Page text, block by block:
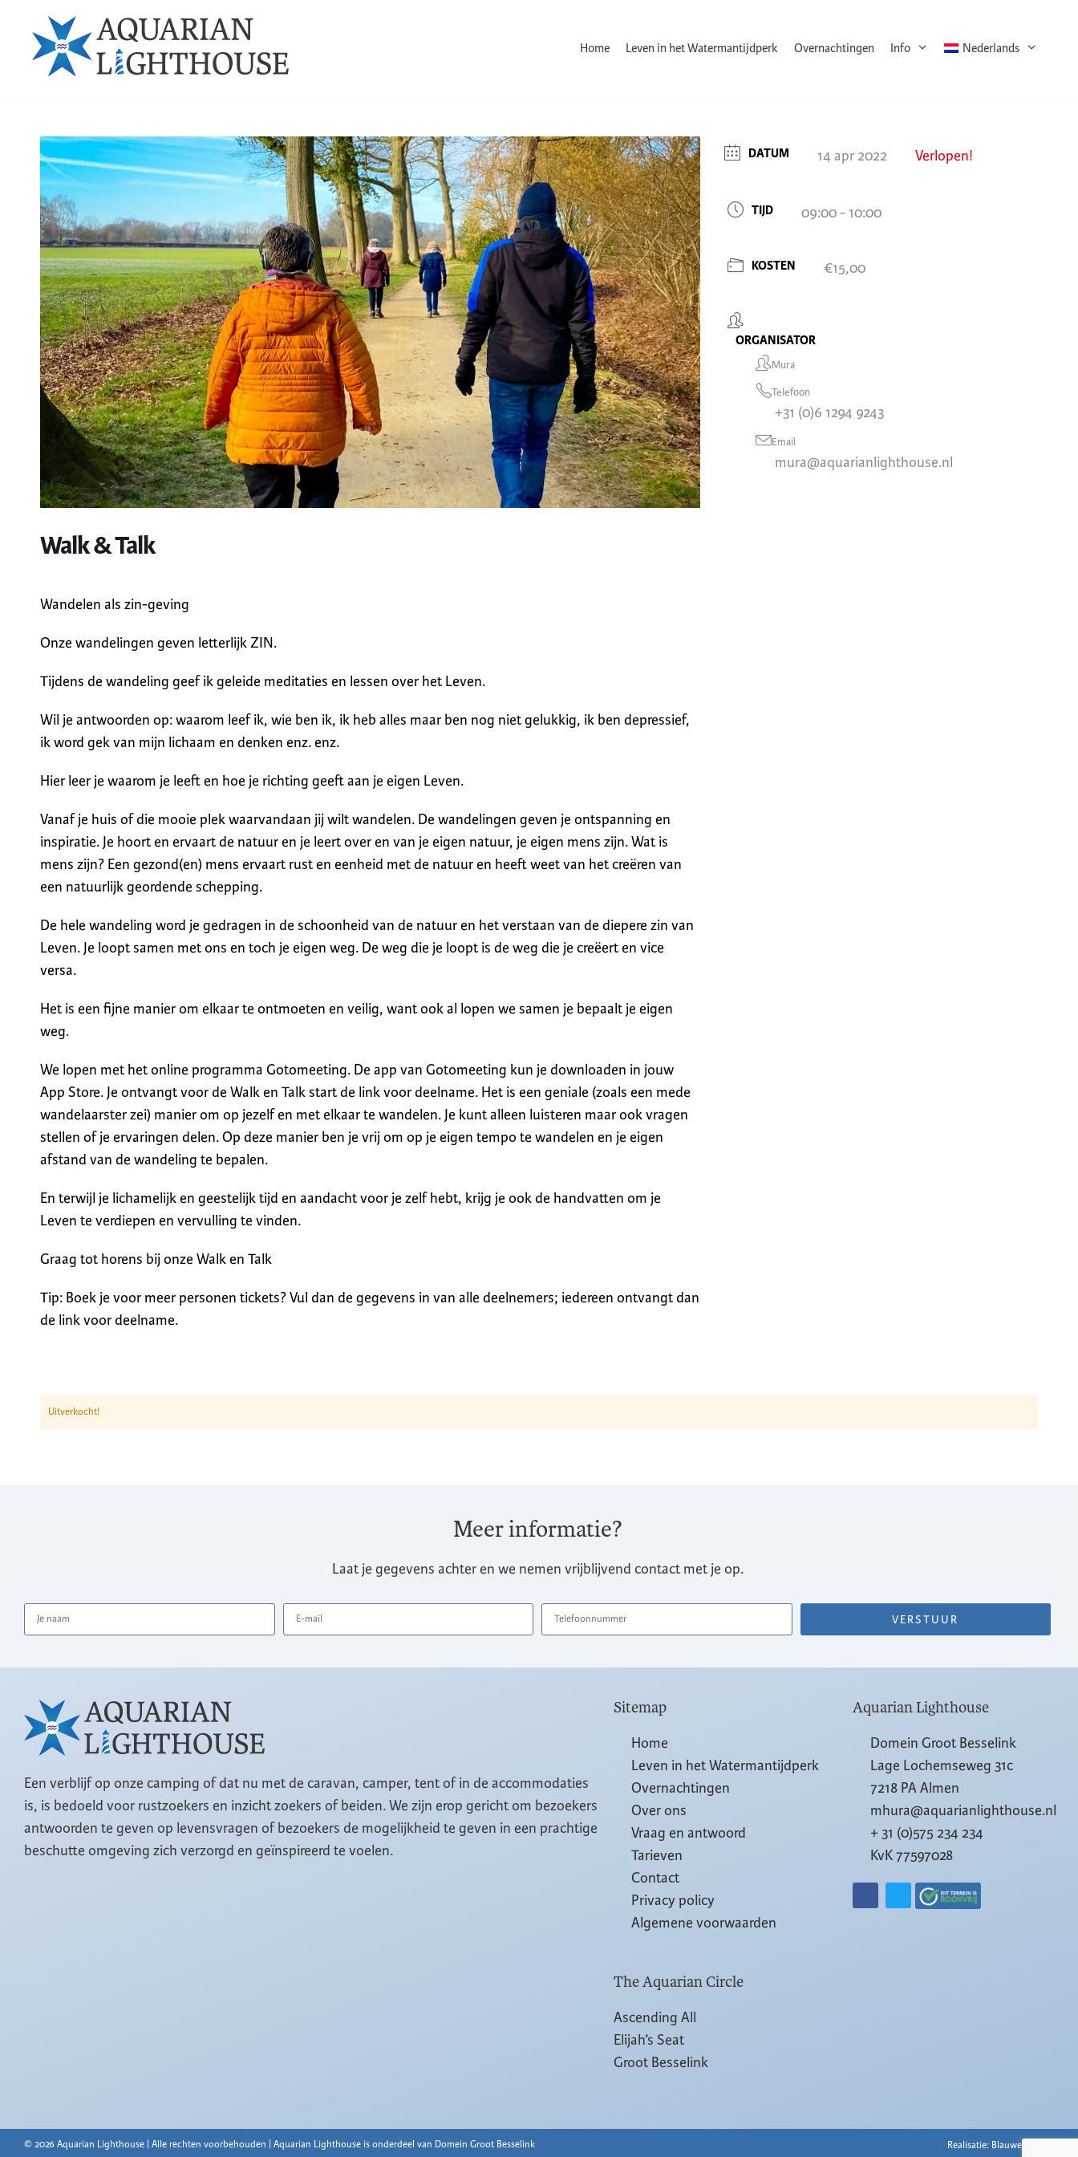
Home Leven in het Watermantijdperk Overnachtingen Info Nederlands
Walk & Talk
Wandelen als zin-geving
Onze wandelingen geven letterlijk ZIN.
Tijdens de wandeling geef ik geleide meditaties en lessen over het Leven.
Wil je antwoorden op: waarom leef ik, wie ben ik, ik heb alles maar ben nog niet gelukkig, ik ben depressief,
ik word gek van mijn lichaam en denken enz. enz.
Hier leer je waarom je leeft en hoe je richting geeft aan je eigen Leven.
Vanaf je huis of die mooie plek waarvandaan jij wilt wandelen. De wandelingen geven je ontspanning en
inspiratie. Je hoort en ervaart de natuur en je leert over en van je eigen natuur, je eigen mens zijn. Wat is
mens zijn? Een gezond(en) mens ervaart rust en eenheid met de natuur en heeft weet van het creëren van
een natuurlijk geordende schepping.
De hele wandeling word je gedragen in de schoonheid van de natuur en het verstaan van de diepere zin van
Leven. Je loopt samen met ons en toch je eigen weg. De weg die je loopt is de weg die je creëert en vice
versa.
Het is een fijne manier om elkaar te ontmoeten en veilig, want ook al lopen we samen je bepaalt je eigen
weg.
We lopen met het online programma Gotomeeting. De app van Gotomeeting kun je downloaden in jouw
App Store. Je ontvangt voor de Walk en Talk start de link voor deelname. Het is een geniale (zoals een mede
wandelaarster zei) manier om op jezelf en met elkaar te wandelen. Je kunt alleen luisteren maar ook vragen
stellen of je ervaringen delen. Op deze manier ben je vrij om op je eigen tempo te wandelen en je eigen
afstand van de wandeling te bepalen.
En terwijl je lichamelijk en geestelijk tijd en aandacht voor je zelf hebt, krijg je ook de handvatten om je
Leven te verdiepen en vervulling te vinden.
Graag tot horens bij onze Walk en Talk
Tip: Boek je voor meer personen tickets? Vul dan de gegevens in van alle deelnemers; iedereen ontvangt dan
de link voor deelname.
DATUM 14 apr 2022 Verlopen!
TIJD 09:00 - 10:00
KOSTEN €15,00
ORGANISATOR
Mura
Telefoon
+31 (0)6 1294 9243
Email
mura@aquarianlighthouse.nl
Uitverkocht!
Meer informatie?
Laat je gegevens achter en we nemen vrijblijvend contact met je op.
VERSTUUR
Een verblijf op onze camping of dat nu met de caravan, camper, tent of in de accommodaties
is, is bedoeld voor rustzoekers en inzicht zoekers of beiden. We zijn erop gericht om bezoekers
antwoorden te geven op levensvragen of bezoekers de mogelijkheid te geven in een prachtige
beschutte omgeving zich verzorgd en geïnspireerd te voelen.
Sitemap
Home
Leven in het Watermantijdperk
Overnachtingen
Over ons
Vraag en antwoord
Tarieven
Contact
Privacy policy
Algemene voorwaarden
The Aquarian Circle
Ascending All
Elijah’s Seat
Groot Besselink
Aquarian Lighthouse
Domein Groot Besselink
Lage Lochemseweg 31c
7218 PA Almen
mhura@aquarianlighthouse.nl
+ 31 (0)575 234 234
KvK 77597028
© 2026 Aquarian Lighthouse | Alle rechten voorbehouden | Aquarian Lighthouse is onderdeel van Domein Groot Besselink Realisatie: Blauwe Nacht